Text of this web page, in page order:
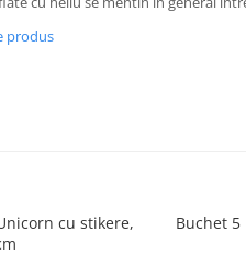
produs
cu stikere,
Buchet